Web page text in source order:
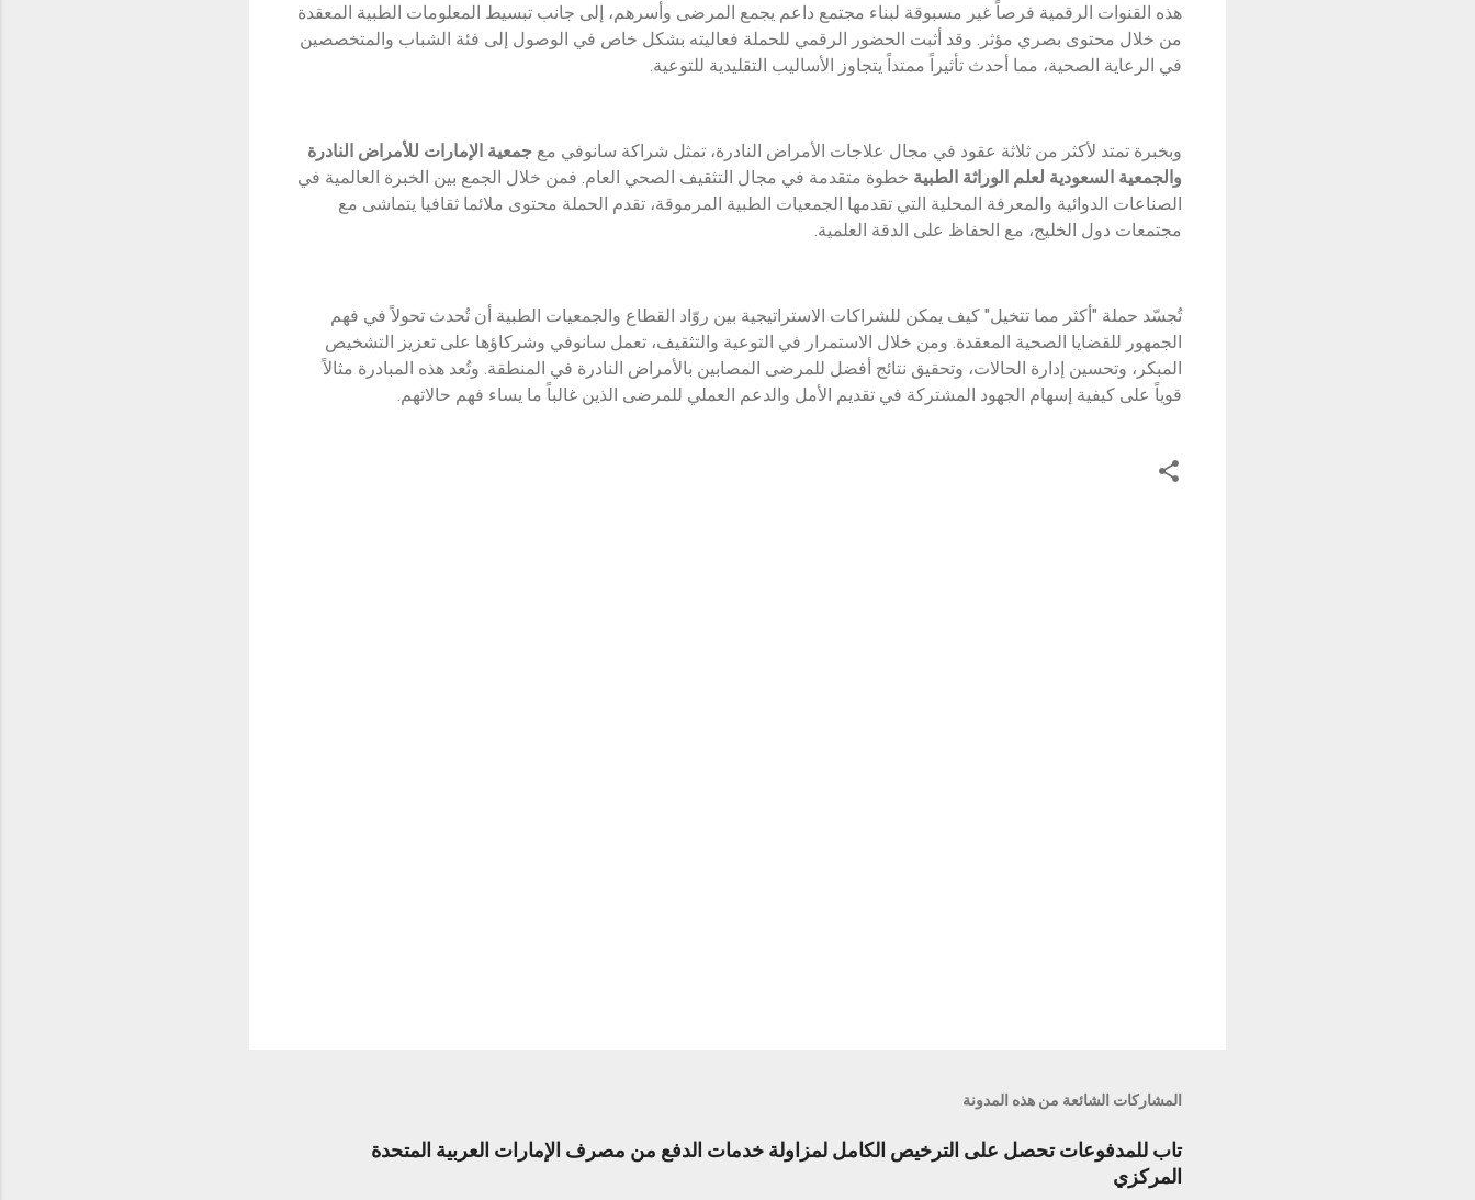
هذه القنوات الرقمية فرصاً غير مسبوقة لبناء مجتمع داعم يجمع المرضى وأسرهم، إلى جانب تبسيط المعلومات الطبية المعقدة
من خلال محتوى بصري مؤثر. وقد أثبت الحضور الرقمي للحملة فعاليته بشكل خاص في الوصول إلى فئة الشباب والمتخصصين
في الرعاية الصحية، مما أحدث تأثيراً ممتداً يتجاوز الأساليب التقليدية للتوعية.
وبخبرة تمتد لأكثر من ثلاثة عقود في مجال علاجات الأمراض النادرة، تمثل شراكة سانوفي مع جمعية الإمارات للأمراض النادرة
والجمعية السعودية لعلم الوراثة الطبية خطوة متقدمة في مجال التثقيف الصحي العام. فمن خلال الجمع بين الخبرة العالمية في
الصناعات الدوائية والمعرفة المحلية التي تقدمها الجمعيات الطبية المرموقة، تقدم الحملة محتوى ملائما ثقافيا يتماشى مع
مجتمعات دول الخليج، مع الحفاظ على الدقة العلمية.
تُجسّد حملة "أكثر مما تتخيل" كيف يمكن للشراكات الاستراتيجية بين روّاد القطاع والجمعيات الطبية أن تُحدث تحولاً في فهم
الجمهور للقضايا الصحية المعقدة. ومن خلال الاستمرار في التوعية والتثقيف، تعمل سانوفي وشركاؤها على تعزيز التشخيص
المبكر، وتحسين إدارة الحالات، وتحقيق نتائج أفضل للمرضى المصابين بالأمراض النادرة في المنطقة. وتُعد هذه المبادرة مثالاً
قوياً على كيفية إسهام الجهود المشتركة في تقديم الأمل والدعم العملي للمرضى الذين غالباً ما يساء فهم حالاتهم.
المشاركات الشائعة من هذه المدونة
تاب للمدفوعات تحصل على الترخيص الكامل لمزاولة خدمات الدفع من مصرف الإمارات العربية المتحدة
المركزي